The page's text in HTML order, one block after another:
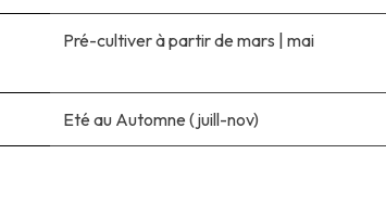
Pré-cultiver à partir de mars mai
Eté au Automne (juill-nov)